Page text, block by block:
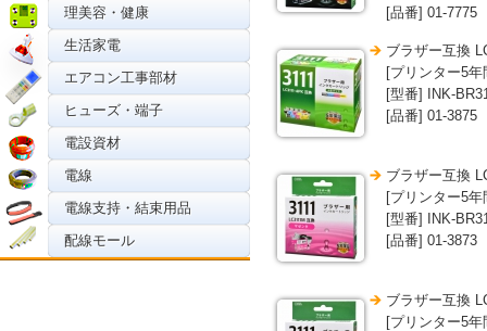
理美容・健康
生活家電
エアコン工事部材
ヒューズ・端子
電設資材
電線
電線支持・結束用品
配線モール
[品番] 01-7775
ブラザー互換
[プリンター5
[型番] INK-
[品番] 01-3875
ブラザー互換
[プリンター5
[型番] INK-
[品番] 01-3873
ブラザー互換
[プリンター5